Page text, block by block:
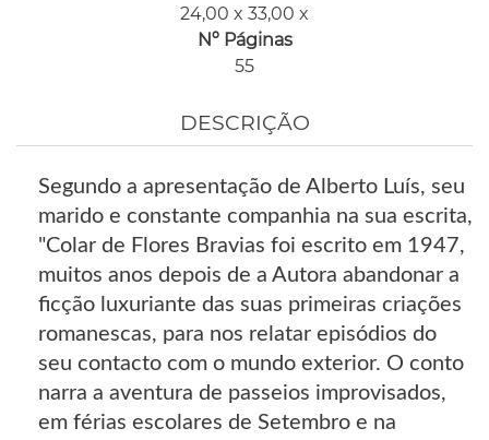
24,00 x 33,00 x
Nº Páginas
55
DESCRIÇÃO
Segundo a apresentação de Alberto Luís, seu
marido e constante companhia na sua escrita,
"Colar de Flores Bravias foi escrito em 1947,
muitos anos depois de a Autora abandonar a
ficção luxuriante das suas primeiras criações
romanescas, para nos relatar episódios do
seu contacto com o mundo exterior. O conto
narra a aventura de passeios improvisados,
em férias escolares de Setembro e na